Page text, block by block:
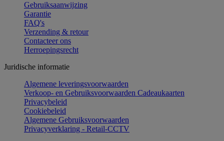
Gebruiksaanwijzing
Garantie
FAQ's
Verzending & retour
Contacteer ons
Herroepingsrecht
Juridische informatie
Algemene leveringsvoorwaarden
Verkoop- en Gebruiksvoorwaarden Cadeaukaarten
Privacybeleid
Cookiebeleid
Algemene Gebruiksvoorwaarden
Privacyverklaring - Retail-CCTV